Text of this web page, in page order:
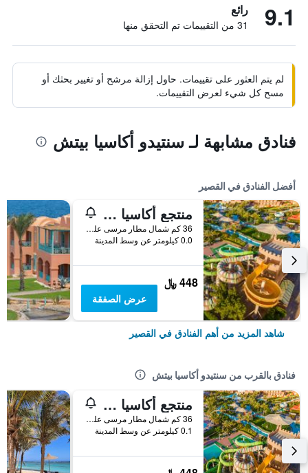
9.1 رائع
31 من التقييمات تم التحقق منها
لم يتم العثور على تقييمات. حاول إزالة مرشح أو تغيير بحثك أو
مسح كل شيء لعرض التقييمات.
فنادق مشابهة لـ سنتيدو أكاسيا بيتش
أفضل الفنادق في القصير
منتجع أكاسيا سويس
36 كم شمال مطار مرسى علم الدولي, القصير, مصر
0.0 كيلومتر عن وسط المدينة
448 ﷼
عرض الصفقة
شاهد المزيد من أهم الفنادق في القصير
فنادق بالقرب من سنتيدو أكاسيا بيتش
منتجع أكاسيا سويس
36 كم شمال مطار مرسى علم الدولي, القصير, مصر
0.1 كيلومتر عن وسط المدينة